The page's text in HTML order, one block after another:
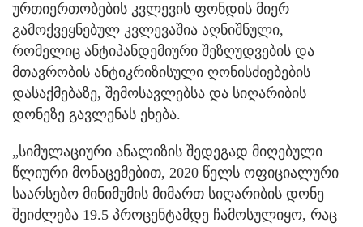
ურთიერთობების კვლევის ფონდის მიერ
გამოქვეყნებულ კვლევაშია აღნიშნული,
რომელიც ანტიპანდემიური შეზღუდვების და
მთავრობის ანტიკრიზისული ღონისძიებების
დასაქმებაზე, შემოსავლებსა და სიღარიბის
დონეზე გავლენას ეხება.
„სიმულაციური ანალიზის შედეგად მიღებული
წლიური მონაცემებით, 2020 წელს ოფიციალური
საარსებო მინიმუმის მიმართ სიღარიბის დონე
შეიძლება 19.5 პროცენტამდე ჩამოსულიყო, რაც